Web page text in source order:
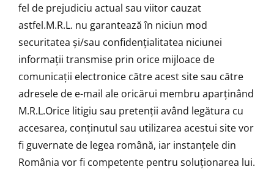
fel de prejudiciu actual sau viitor cauzat
astfel.M.R.L. nu garantează în niciun mod
securitatea și/sau confidențialitatea niciunei
informații transmise prin orice mijloace de
comunicații electronice către acest site sau către
adresele de e-mail ale oricărui membru aparținând
M.R.L.Orice litigiu sau pretenții având legătura cu
accesarea, conținutul sau utilizarea acestui site vor
fi guvernate de legea română, iar instanțele din
România vor fi competente pentru soluționarea lui.